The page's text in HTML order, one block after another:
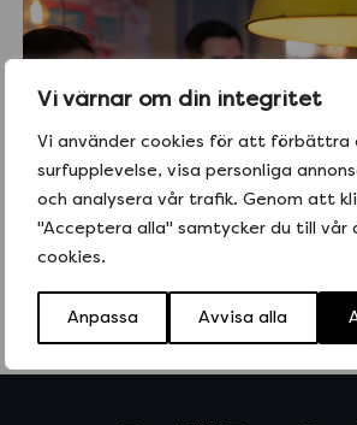
Vi värnar om din integritet
Vi använder cookies för att förbättra
surfupplevelse, visa personliga
och analysera vår trafik. Genom att
"Acceptera alla" samtycker du till vår
cookies.
Anpassa Avvisa alla